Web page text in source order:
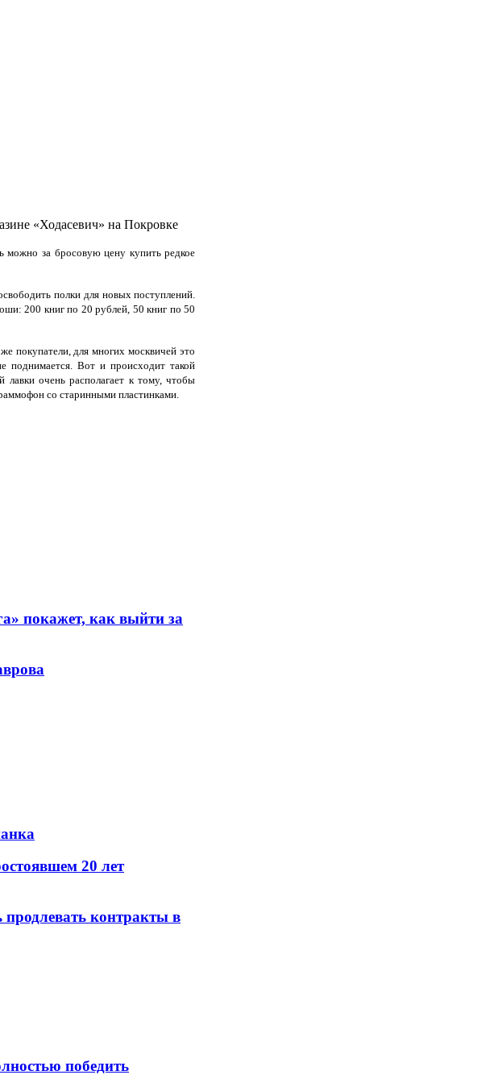
«Ходасевич» на Покровке
можно за бросовую цену купить редкое
полки для новых поступлений.
200 книг по 20 рублей, 50 книг по 50
покупатели, для многих москвичей это
Вот и происходит такой
лавки очень располагает к тому, чтобы
со старинными пластинками.
покажет, как выйти за
20 лет
контракты в
победить